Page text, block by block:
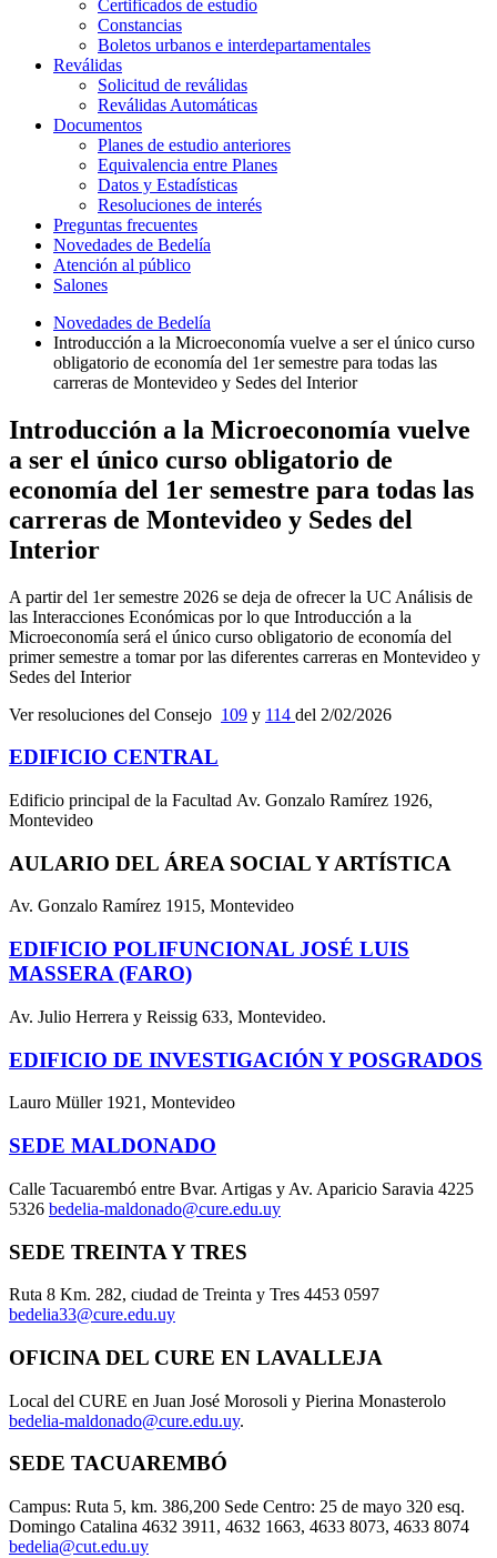
Certificados de estudio
Constancias
Boletos urbanos e interdepartamentales
Reválidas
Solicitud de reválidas
Reválidas Automáticas
Documentos
Planes de estudio anteriores
Equivalencia entre Planes
Datos y Estadísticas
Resoluciones de interés
Preguntas frecuentes
Novedades de Bedelía
Atención al público
Salones
Novedades de Bedelía
Introducción a la Microeconomía vuelve a ser el único curso
obligatorio de economía del 1er semestre para todas las
carreras de Montevideo y Sedes del Interior
Introducción a la Microeconomía vuelve
a ser el único curso obligatorio de
economía del 1er semestre para todas las
carreras de Montevideo y Sedes del
Interior
A partir del 1er semestre 2026 se deja de ofrecer la UC Análisis de
las Interacciones Económicas por lo que Introducción a la
Microeconomía será el único curso obligatorio de economía del
primer semestre a tomar por las diferentes carreras en Montevideo y
Sedes del Interior
Ver resoluciones del Consejo 109 y 114 del 2/02/2026
EDIFICIO CENTRAL
Edificio principal de la Facultad Av. Gonzalo Ramírez 1926,
Montevideo
AULARIO DEL ÁREA SOCIAL Y ARTÍSTICA
Av. Gonzalo Ramírez 1915, Montevideo
EDIFICIO POLIFUNCIONAL JOSÉ LUIS
MASSERA (FARO)
Av. Julio Herrera y Reissig 633, Montevideo.
EDIFICIO DE INVESTIGACIÓN Y POSGRADOS
Lauro Müller 1921, Montevideo
SEDE MALDONADO
Calle Tacuarembó entre Bvar. Artigas y Av. Aparicio Saravia 4225
5326 bedelia-maldonado@cure.edu.uy
SEDE TREINTA Y TRES
Ruta 8 Km. 282, ciudad de Treinta y Tres 4453 0597
bedelia33@cure.edu.uy
OFICINA DEL CURE EN LAVALLEJA
Local del CURE en Juan José Morosoli y Pierina Monasterolo
bedelia-maldonado@cure.edu.uy.
SEDE TACUAREMBÓ
Campus: Ruta 5, km. 386,200 Sede Centro: 25 de mayo 320 esq.
Domingo Catalina 4632 3911, 4632 1663, 4633 8073, 4633 8074
bedelia@cut.edu.uy